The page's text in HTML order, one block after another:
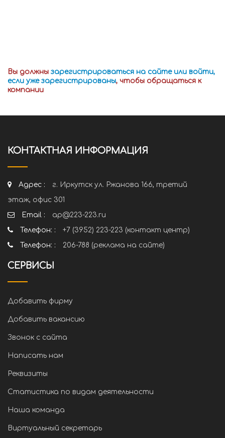
Вы должны зарегистрироваться на сайте или войти,
если уже зарегистрированы, чтобы обращаться к
компании
КОНТАКТНАЯ ИНФОРМАЦИЯ
Адрес :
г. Иркутск ул. Ржанова 166, третий
этаж, офис 301
Email :
ap@223-223.ru
Телефон: :
+7 (3952) 223-223 (контакт центр)
Телефон: :
206-788 (реклама на сайте)
СЕРВИСЫ
Добавить фирму
Добавить вакансию
Звонок с сайта
Написать нам
Реквизиты
Статистика по видам деятельности
Наша команда
Виртуальный секретарь